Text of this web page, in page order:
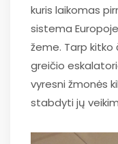
kuris laikomas
sistema
žeme. Tarp
greičio
vyresni žmonės
stabdyti jų